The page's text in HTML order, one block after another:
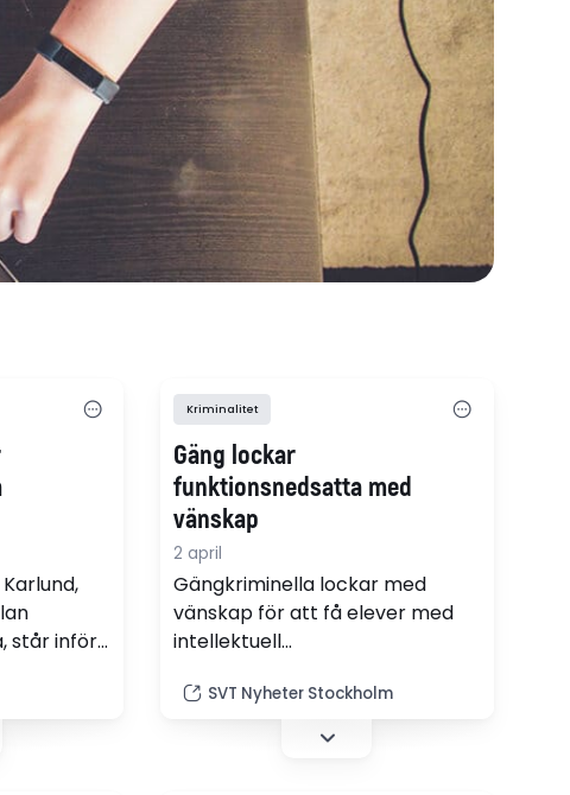
står inför
från
reser de
Kriminalitet
Gäng lockar
funktionsnedsatta med
vänskap
2 april
Gängkriminella lockar med
vänskap för att få elever med
intellektuell
brott. På Polhems anpassade
gymnasieskola i Stockholm har
SVT Nyheter Stockholm